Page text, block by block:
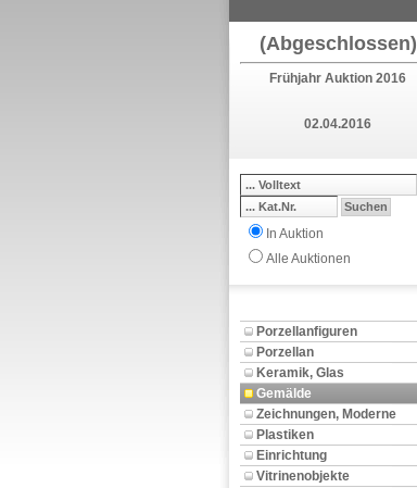
(Abgeschlossen)
Frühjahr Auktion 2016
02.04.2016
In Auktion
Alle Auktionen
Porzellanfiguren
Porzellan
Keramik, Glas
Gemälde
Zeichnungen, Moderne
Plastiken
Einrichtung
Vitrinenobjekte